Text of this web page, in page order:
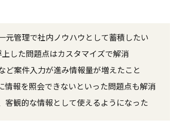
管理で社内ノウハウとして蓄積したい
した問題点はカスタマイズで解消
ど案件入力が進み情報量が増えたこと
報を照会できないといった問題点も解消
客観的な情報として使えるようになった